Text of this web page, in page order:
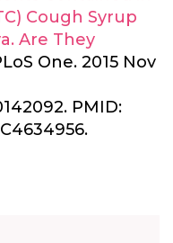
Cough Syrup
Are They
One. 2015 Nov
PMID: